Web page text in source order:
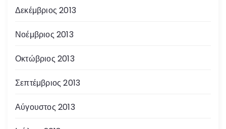
Δεκέμβριος 2013
Νοέμβριος 2013
Οκτώβριος 2013
Σεπτέμβριος 2013
Αύγουστος 2013